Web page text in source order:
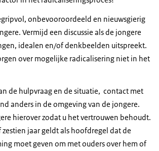
onbevooroordeeld en nieuwsgierig
Vermijd een discussie als de jongere
idealen en/of denkbeelden uitspreekt.
over mogelijke radicalisering niet in het
de hulpvraag en de situatie, contact met
anders in de omgeving van de jongere.
hierover zodat u het vertrouwen behoudt.
jaar geldt als hoofdregel dat de
moet geven om met ouders over hem of